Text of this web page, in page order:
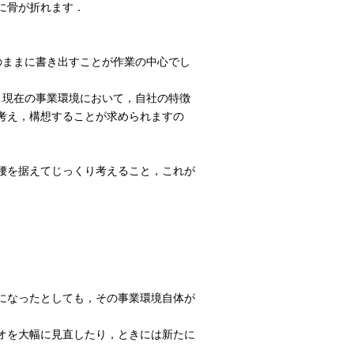
骨が折れます．
まに書き出すことが作業の中心でし
在の事業環境において，自社の特徴
え，構想することが求められますの
を据えてじっくり考えること，これが
なったとしても，その事業環境自体が
大幅に見直したり，ときには新たに